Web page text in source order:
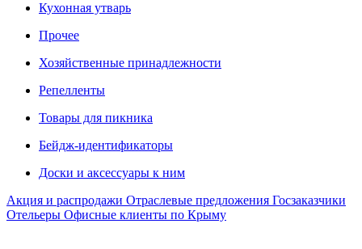
Кухонная утварь
Прочее
Хозяйственные принадлежности
Репелленты
Товары для пикника
Бейдж-идентификаторы
Доски и аксессуары к ним
Акция и распродажи Отраслевые предложения Госзаказчики
Отельеры Офисные клиенты по Крыму